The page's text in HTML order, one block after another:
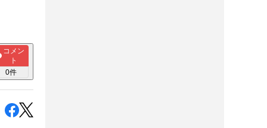
コメン
ト
0件